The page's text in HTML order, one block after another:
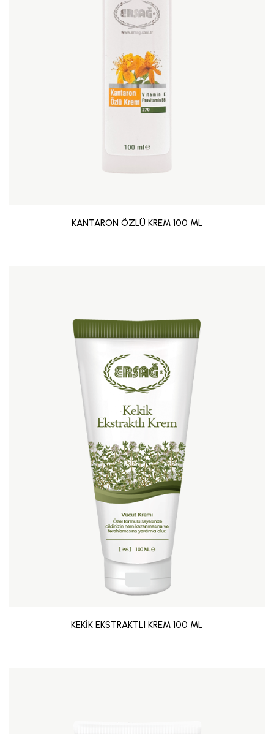
KANTARON ÖZLÜ KREM 100 ML
KEKİK EKSTRAKTLI KREM 100 ML